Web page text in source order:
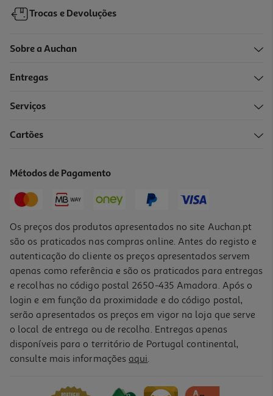
Jogo Ps4 Lego Harry Potter Colletion
Trocas e Devoluções
Sobre a Auchan
Entregas
Serviços
Cartões
Métodos de Pagamento
Os preços dos produtos apresentados no site Auchan.pt
são os praticados nas compras online. Antes do registo e
autenticação do cliente os preços apresentados servem
apenas como referência e são os praticados para entregas
e recolhas no código postal 2650-435 Amadora. Após o
login e em função da proximidade e do código postal,
serão apresentados os preços em vigor na loja que serve
o local de entrega ou de recolha. Entregas apenas
disponíveis para o território de Portugal continental,
consulte mais informações aqui.